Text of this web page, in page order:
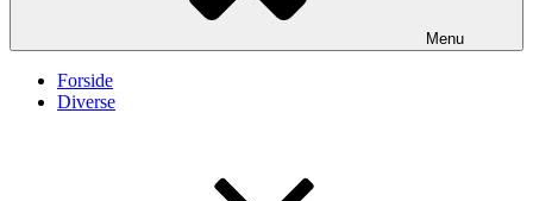
Menu
Forside
Diverse